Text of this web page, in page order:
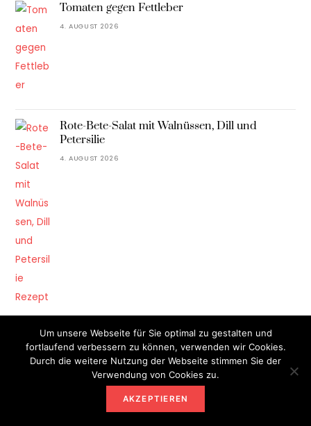
Tomaten gegen Fettleber
4. AUGUST 2026
Rote-Bete-Salat mit Walnüssen, Dill und
Petersilie
4. AUGUST 2026
KATEGORIEN
Um unsere Webseite für Sie optimal zu gestalten und
fortlaufend verbessern zu können, verwenden wir Cookies.
Durch die weitere Nutzung der Webseite stimmen Sie der
Verwendung von Cookies zu.
AKZEPTIEREN